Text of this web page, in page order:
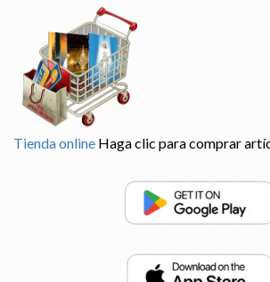
Tienda online Haga clic para comprar